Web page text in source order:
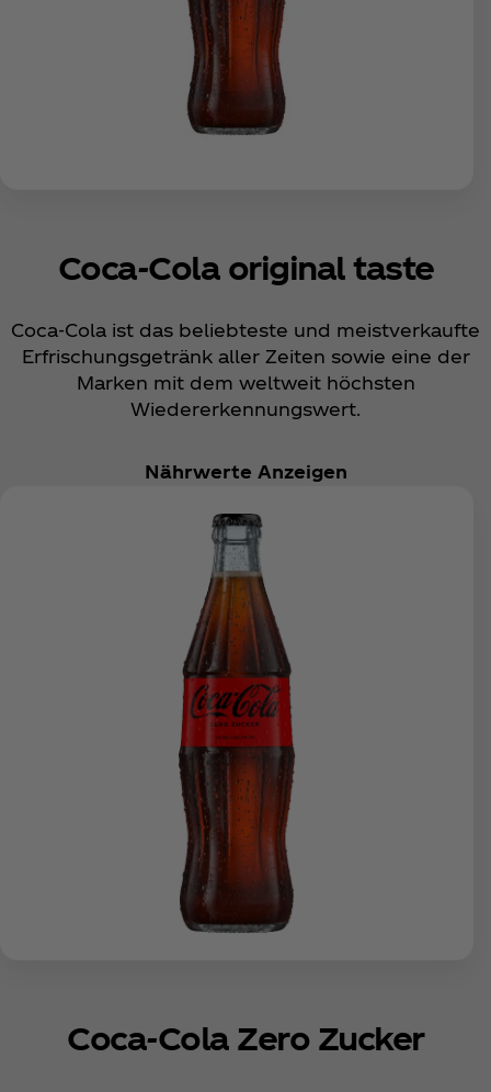
Coca‑Cola original taste
Coca‑Cola ist das beliebteste und meistverkaufte
Erfrischungsgetränk aller Zeiten sowie eine der
Marken mit dem weltweit höchsten
Wiedererkennungswert.
Nährwerte Anzeigen
Coca‑Cola Zero Zucker